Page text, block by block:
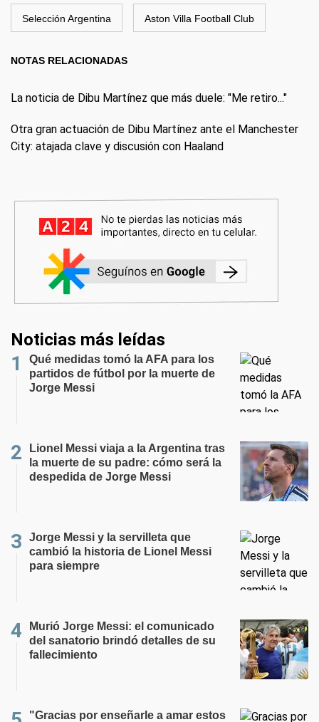
Selección Argentina Aston Villa Football Club
NOTAS RELACIONADAS
La noticia de Dibu Martínez que más duele: "Me retiro..."
Otra gran actuación de Dibu Martínez ante el Manchester
City: atajada clave y discusión con Haaland
Noticias más leídas
Qué medidas tomó la AFA para los
partidos de fútbol por la muerte de
Jorge Messi
Lionel Messi viaja a la Argentina tras
la muerte de su padre: cómo será la
despedida de Jorge Messi
Jorge Messi y la servilleta que
cambió la historia de Lionel Messi
para siempre
Murió Jorge Messi: el comunicado
del sanatorio brindó detalles de su
fallecimiento
"Gracias por enseñarle a amar estos